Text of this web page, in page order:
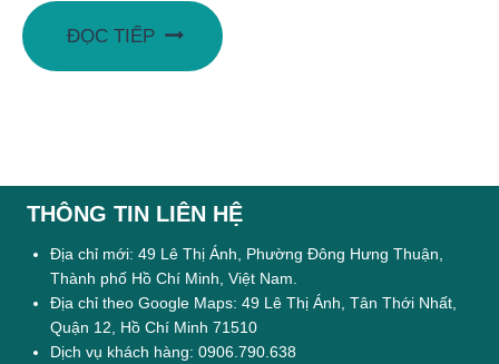
ĐỌC TIẾP
THÔNG TIN LIÊN HỆ
Địa chỉ mới: 49 Lê Thị Ánh, Phường Đông Hưng Thuận,
Thành phố Hồ Chí Minh, Việt Nam.
Địa chỉ theo Google Maps: 49 Lê Thị Ánh, Tân Thới Nhất,
Quận 12, Hồ Chí Minh 71510
Dịch vụ khách hàng: 0906.790.638